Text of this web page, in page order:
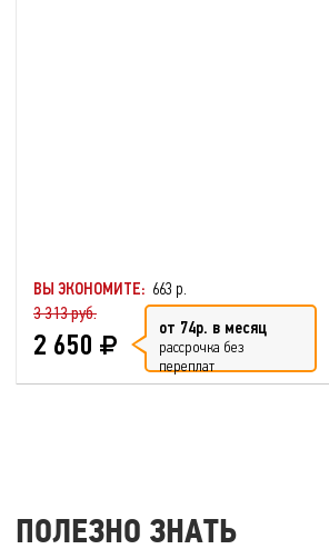
ВЫ ЭКОНОМИТЕ: 663 р.
3 313 руб.
2 650 от 74р. в месяц
рассрочка без
переплат
ПОЛЕЗНО ЗНАТЬ